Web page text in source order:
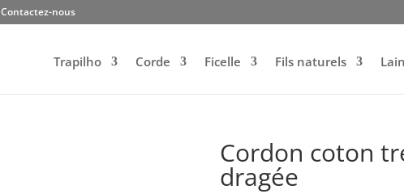
Contactez-nous
Trapilho Corde Ficelle Fils naturels
Cordon coton
dragée